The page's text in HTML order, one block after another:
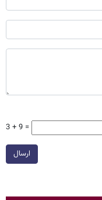
3 + 9 =
ارسال